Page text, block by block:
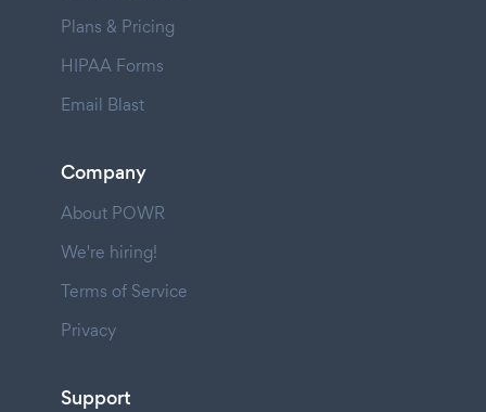
Plans & Pricing
HIPAA Forms
Email Blast
Company
About POWR
We're hiring!
Terms of Service
Privacy
Support